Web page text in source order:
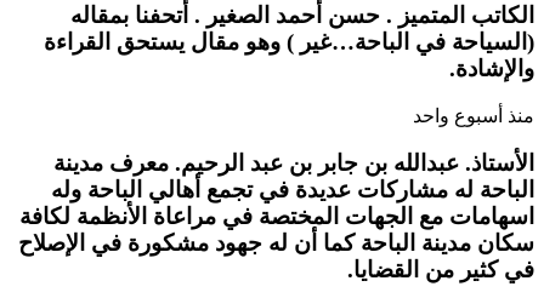
الكاتب المتميز . حسن أحمد الصغير . أتحفنا بمقاله
(السياحة في الباحة…غير ) وهو مقال يستحق القراءة
والإشادة.
منذ أسبوع واحد
الأستاذ. عبدالله بن جابر بن عبد الرحيم. معرف مدينة
الباحة له مشاركات عديدة في تجمع أهالي الباحة وله
اسهامات مع الجهات المختصة في مراعاة الأنظمة لكافة
سكان مدينة الباحة كما أن له جهود مشكورة في الإصلاح
في كثير من القضايا.